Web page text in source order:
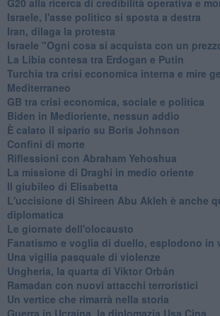
Israele, l'asse politico si sposta a destra
Iran, dilaga la protesta
Israele "Ogni cosa si acquista con un
La Libia contesa tra Erdogan e Putin
Turchia tra crisi economica interna e mire
Mediterraneo
GB tra crisi economica, sociale e politica
Biden in Medioriente, nessun addio
È calato il sipario su Boris Johnson
Confini di morte
Riflessioni con Abraham Yehoshua
La missione di Draghi in medio oriente
Il giubileo di Elisabetta
L'uccisione di Shireen Abu Akleh è anche
diplomatica
Le giornate dell'olocausto
Fanatismo e voglia di duello, esplodono in
Una vigilia pasquale di violenze
Ungheria, la quarta di Viktor Orbán
Ramadan con nuovi attacchi terroristici
Un vertice che rimarrà nella storia
Guerra in Ucraina, la diplomazia Usa Cina